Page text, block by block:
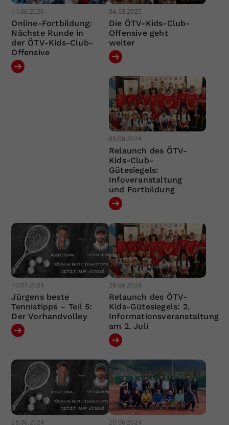
11.06.2026
Online-Fortbildung:
Nächste Runde in
der ÖTV-Kids-Club-
Offensive
04.03.2025
Die ÖTV-Kids-Club-
Offensive geht
weiter
05.08.2024
Relaunch des ÖTV-
Kids-Club-
Gütesiegels:
Infoveranstaltung
und Fortbildung
10.07.2024
Jürgens beste
Tennistipps – Teil 5:
Der Vorhandvolley
28.06.2024
Relaunch des ÖTV-
Kids-Gütesiegels: 2.
Informationsveranstaltung
am 2. Juli
26.06.2024 20.06.2024